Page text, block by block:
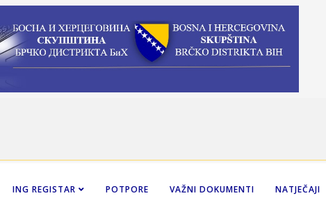
ING REGISTAR POTPORE VAŽNI DOKUMENTI NATJEČAJI